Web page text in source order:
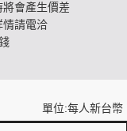
會產生價差
情請電洽
單位:每人新台幣